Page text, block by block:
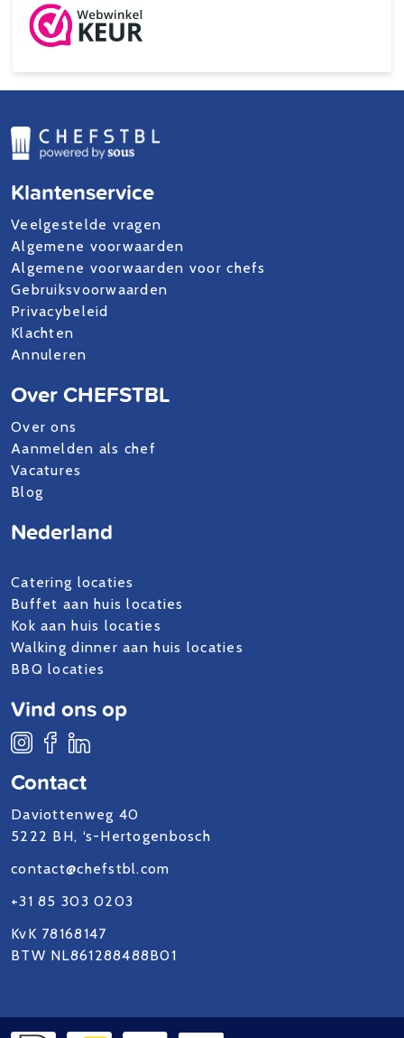
Klantenservice
Veelgestelde vragen
Algemene voorwaarden
Algemene voorwaarden voor chefs
Gebruiksvoorwaarden
Privacybeleid
Klachten
Annuleren
Over CHEFSTBL
Over ons
Aanmelden als chef
Vacatures
Blog
Contact
Daviottenweg 40
5222 BH, ‘s-Hertogenbosch
contact@chefstbl.com
+31 85 303 0203
KvK 78168147
BTW NL861288488B01
Nederland
Catering locaties
Buffet aan huis locaties
Kok aan huis locaties
Walking dinner aan huis locaties
BBQ locaties
Vind ons op